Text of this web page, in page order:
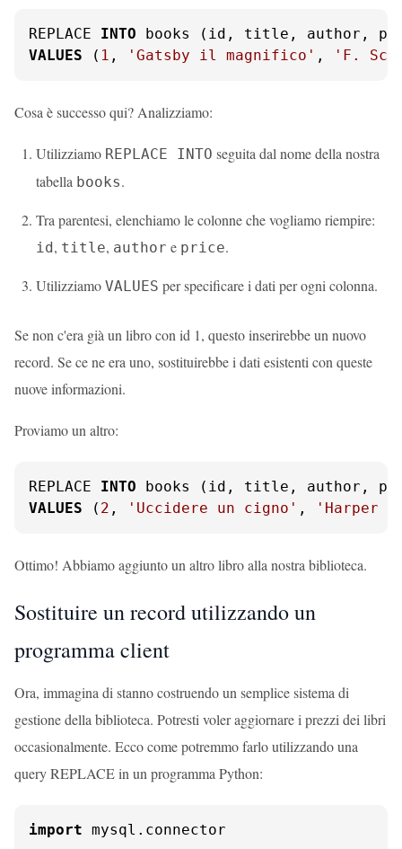
REPLACE INTO
VALUES ( 1 , 'Gatsby il magnifico' , 'F.
Cosa è successo qui? Analizziamo:
Utilizziamo REPLACE INTO seguita dal nome della nostra
tabella books.
Tra parentesi, elenchiamo le colonne che vogliamo riempire:
id, title, author e price.
Utilizziamo VALUES per specificare i dati per ogni colonna.
Se non c'era già un libro con id 1, questo inserirebbe un nuovo
record. Se ce ne era uno, sostituirebbe i dati esistenti con queste
nuove informazioni.
Proviamo un altro:
REPLACE INTO
VALUES ( 2 , 'Uccidere un cigno' , 'Harper
Ottimo! Abbiamo aggiunto un altro libro alla nostra biblioteca.
Sostituire un record utilizzando un
programma client
Ora, immagina di stanno costruendo un semplice sistema di
gestione della biblioteca. Potresti voler aggiornare i prezzi dei libri
occasionalmente. Ecco come potremmo farlo utilizzando una
query REPLACE in un programma Python:
import mysql.connector